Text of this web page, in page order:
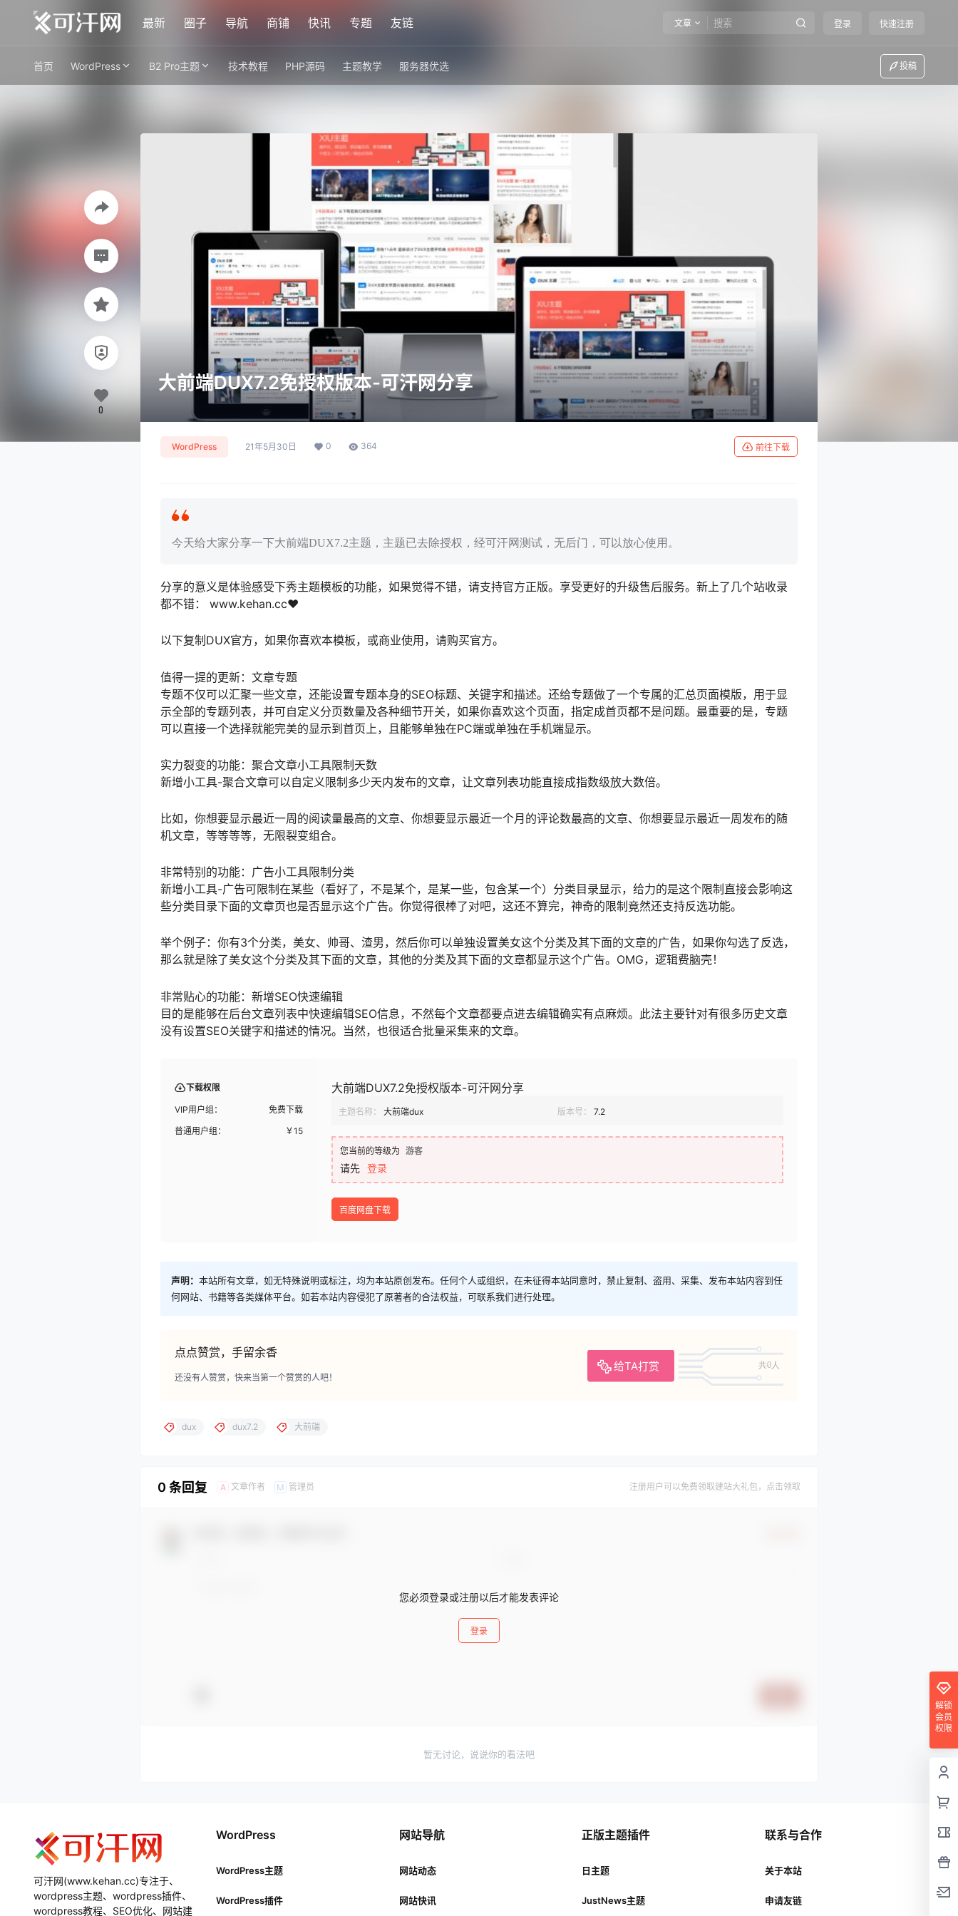
最新 圈子 导航 商铺 快讯 专题 友链 文章 登录 快速注册
首页 WordPress B2 Pro主题 技术教程 PHP源码 主题教学 服务器优选 投稿
大前端DUX7.2免授权版本-可汗网分享
WordPress 21年5月30日 0 364 前往下载
今天给大家分享一下大前端DUX7.2主题，主题已去除授权，经可汗网测试，无后门，可以放心使用。
分享的意义是体验感受下秀主题模板的功能，如果觉得不错，请支持官方正版。享受更好的升级售后服务。新上了几个站收录
都不错： www.kehan.cc♥
以下复制DUX官方，如果你喜欢本模板，或商业使用，请购买官方。
值得一提的更新：文章专题
专题不仅可以汇聚一些文章，还能设置专题本身的SEO标题、关键字和描述。还给专题做了一个专属的汇总页面模版，用于显
示全部的专题列表，并可自定义分页数量及各种细节开关，如果你喜欢这个页面，指定成首页都不是问题。最重要的是，专题
可以直接一个选择就能完美的显示到首页上，且能够单独在PC端或单独在手机端显示。
实力裂变的功能：聚合文章小工具限制天数
新增小工具-聚合文章可以自定义限制多少天内发布的文章，让文章列表功能直接成指数级放大数倍。
比如，你想要显示最近一周的阅读量最高的文章、你想要显示最近一个月的评论数最高的文章、你想要显示最近一周发布的随
机文章，等等等等，无限裂变组合。
非常特别的功能：广告小工具限制分类
新增小工具-广告可限制在某些（看好了，不是某个，是某一些，包含某一个）分类目录显示，给力的是这个限制直接会影响这
些分类目录下面的文章页也是否显示这个广告。你觉得很棒了对吧，这还不算完，神奇的限制竟然还支持反选功能。
举个例子：你有3个分类，美女、帅哥、渣男，然后你可以单独设置美女这个分类及其下面的文章的广告，如果你勾选了反选，
那么就是除了美女这个分类及其下面的文章，其他的分类及其下面的文章都显示这个广告。OMG，逻辑费脑壳！
非常贴心的功能：新增SEO快速编辑
目的是能够在后台文章列表中快速编辑SEO信息，不然每个文章都要点进去编辑确实有点麻烦。此法主要针对有很多历史文章
没有设置SEO关键字和描述的情况。当然，也很适合批量采集来的文章。
下载权限
VIP用户组：
免费下载
普通用户组：
￥15
大前端DUX7.2免授权版本-可汗网分享
主题名称： 大前端dux 版本号： 7.2
您当前的等级为 游客
请先 登录
百度网盘下载
声明： 本站所有文章，如无特殊说明或标注，均为本站原创发布。任何个人或组织，在未征得本站同意时，禁止复制、盗用、采集、发布本站内容到任
何网站、书籍等各类媒体平台。如若本站内容侵犯了原著者的合法权益，可联系我们进行处理。
点点赞赏，手留余香
给TA打赏 共0人
还没有人赞赏，快来当第一个赞赏的人吧！
0
dux dux7.2 大前端
0 条回复 A 文章作者 M 管理员 注册用户可以免费领取建站大礼包，点击领取
您必须登录或注册以后才能发表评论
登录
暂无讨论，说说你的看法吧
解锁
会员
权限
可汗网(www.kehan.cc)专注于、
wordpress主题、wordpress插件、
wordpress教程、SEO优化、网站建
WordPress
WordPress主题
WordPress插件
网站导航
网站动态
网站快讯
正版主题插件
日主题
JustNews主题
联系与合作
关于本站
申请友链